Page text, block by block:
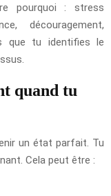
pourquoi : stress
découragement,
que tu identifies le
quand tu
un état parfait. Tu
Cela peut être :